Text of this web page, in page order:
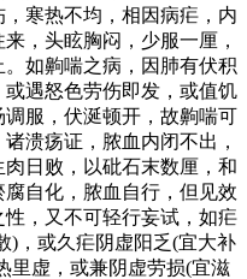
寒热不均，相因病疟，内
，头眩胸闷，少服一厘，
如齁喘之病，因肺有伏积
遇怒色劳伤即发，或值饥
服，伏涎顿开，故齁喘可
溃疡证，脓血内闭不出，
日败，以砒石末数厘，和
自化，脓血自行，但见效
，又不可轻行妄试，如疟
)，或久疟阴虚阳乏(宜大补
里虚，或兼阴虚劳损(宜滋